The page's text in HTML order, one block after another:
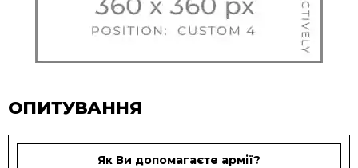
ОПИТУВАННЯ
Як Ви допомагаєте армії?